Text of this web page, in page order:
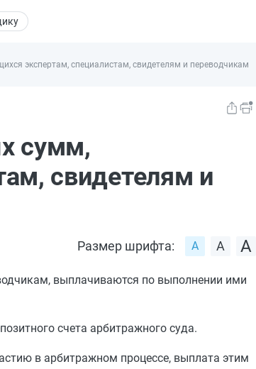
экспертам, специалистам, свидетелям и переводчикам
сумм,
свидетелям и
Размер шрифта:
выплачиваются по выполнении ими
счета арбитражного суда.
в арбитражном процессе, выплата этим